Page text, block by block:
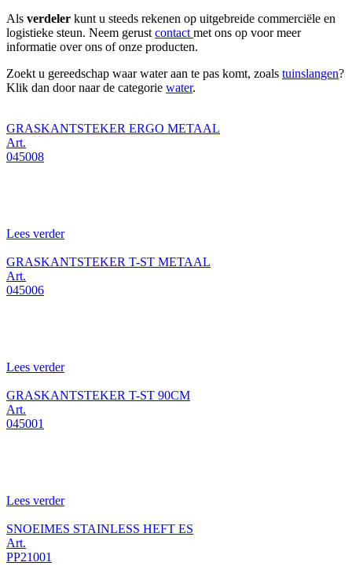
Als verdeler kunt u steeds rekenen op uitgebreide commerciële en
logistieke steun. Neem gerust contact met ons op voor meer
informatie over ons of onze producten.
Zoekt u gereedschap waar water aan te pas komt, zoals tuinslangen?
Klik dan door naar de categorie water.
GRASKANTSTEKER ERGO METAAL
Art.
045008
Lees verder
GRASKANTSTEKER T-ST METAAL
Art.
045006
Lees verder
GRASKANTSTEKER T-ST 90CM
Art.
045001
Lees verder
SNOEIMES STAINLESS HEFT ES
Art.
PP21001